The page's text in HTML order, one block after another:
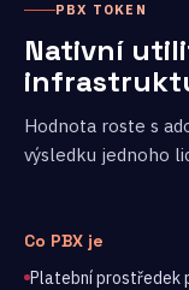
PBX TOKEN
Nativní
Hodnota roste s
výsledku jednoho
Co PBX je
Platební prostředek